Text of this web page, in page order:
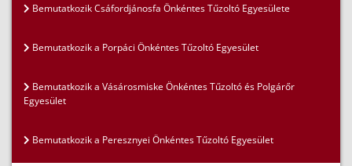
Bemutatkozik Csáfordjánosfa Önkéntes Tűzoltó Egyesülete
Bemutatkozik a Porpáci Önkéntes Tűzoltó Egyesület
Bemutatkozik a Vásárosmiske Önkéntes Tűzoltó és Polgárőr
Egyesület
Bemutatkozik a Peresznyei Önkéntes Tűzoltó Egyesület